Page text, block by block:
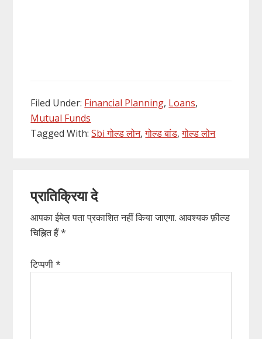
Filed Under: Financial Planning, Loans,
Mutual Funds
Tagged With:Sbi गोल्ड लोन,गोल्ड बांड,गोल्ड लोन
Interactions
प्रातिक्रिया दे
आपका ईमेल पता प्रकाशित नहीं किया जाएगा. आवश्यक फ़ील्ड
चिह्नित हैं*
टिप्पणी*